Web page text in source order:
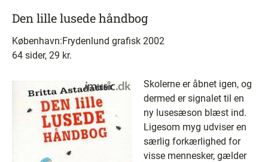
Den lille lusede håndbog
København:Frydenlund grafisk 2002
64 sider, 29 kr.
Skolerne er åbnet igen, og
dermed er signalet til en
ny lusesæson blæst ind.
Ligesom myg udviser en
særlig forkærlighed for
visse mennesker, gælder